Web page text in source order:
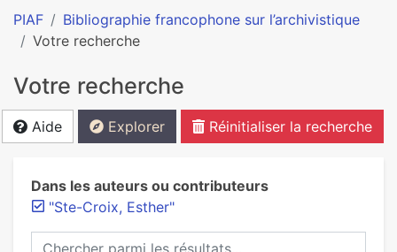
PIAF
Bibliographie francophone sur l’archivistique
Votre recherche
Votre recherche
Aide Explorer Réinitialiser la recherche
Dans les auteurs ou contributeurs
"Ste-Croix, Esther"
Chercher parmi les résultats...